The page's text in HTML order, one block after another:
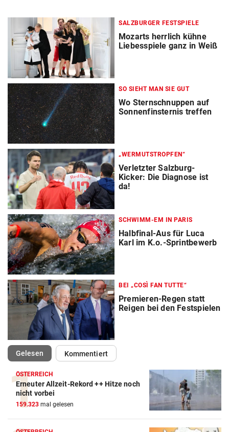
SALZBURGER FESTSPIELE
Mozarts herrlich kühne
Liebesspiele ganz in Weiß
SO SIEHT MAN SIE GUT
Wo Sternschnuppen auf
Sonnenfinsternis treffen
„WERMUTSTROPFEN“
Verletzter Salzburg-
Kicker: Die Diagnose ist
da!
SCHWIMM-EM IN PARIS
Halbfinal-Aus für Luca
Karl im K.o.-Sprintbewerb
BEI „COSÌ FAN TUTTE“
Premieren-Regen statt
Reigen bei den Festspielen
Gelesen(ausgewählt)Kommentiert
ÖSTERREICH
Erneuter Allzeit-Rekord ++ Hitze noch
nicht vorbei
159.323 mal gelesen